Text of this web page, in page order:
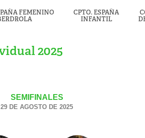
FEMENINO
CPTO. ESPAÑA
INFANTIL
2025
SEMIFINALES
29 DE AGOSTO DE 2025